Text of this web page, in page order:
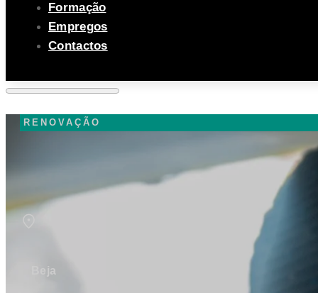
Formação
Empregos
Contactos
RENOVAÇÃO
Beja